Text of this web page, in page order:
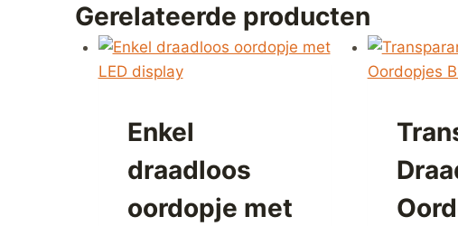
Gerelateerde producten
Enkel
draadloos
oordopje met